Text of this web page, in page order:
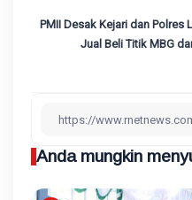
PMII Desak Kejari dan Polres
Jual Beli Titik MBG
Anda mungkin